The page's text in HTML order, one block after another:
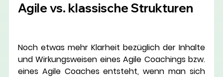
Agile vs. klassische Strukturen
Noch etwas mehr Klarheit bezüglich der Inhalte
und Wirkungsweisen eines Agile Coachings bzw.
eines Agile Coaches entsteht, wenn man sich